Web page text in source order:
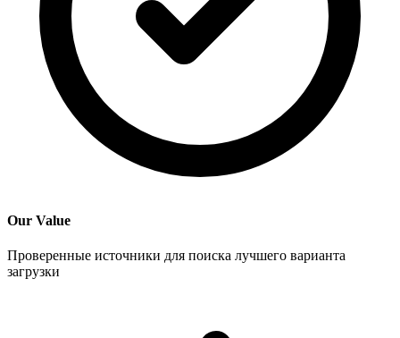
Our Value
Проверенные источники для поиска лучшего варианта
загрузки